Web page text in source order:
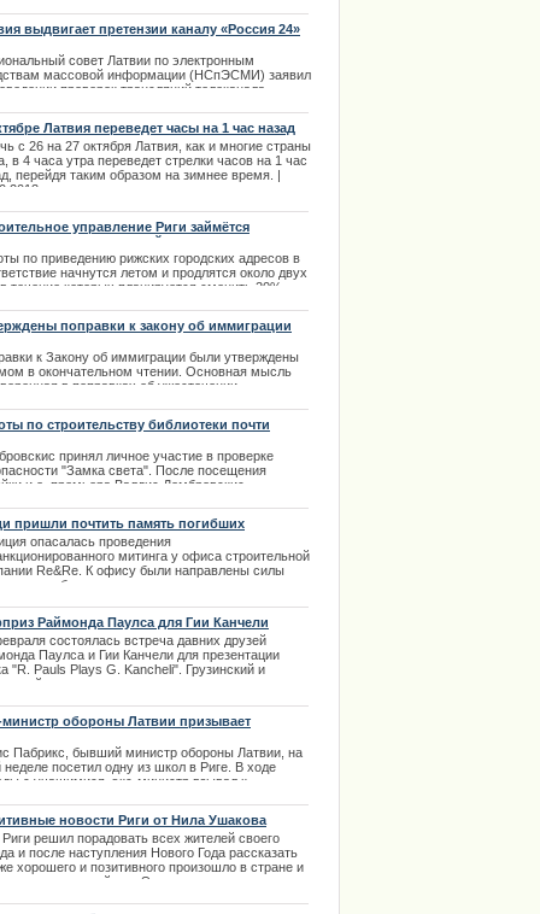
сегодня официально известила об
выдвигает претензии каналу «Россия 24»
совет Латвии по электронным
массовой информации (НСпЭСМИ) заявил
проверок трансляций телеканала
Латвия переведет часы на 1 час назад
с 26 на 27 октября Латвия, как и многие страны
в 4 часа утра переведет стрелки часов на 1 час
перейдя таким образом на зимнее время. |
управление Риги займётся
адресной системы города.
по приведению рижских городских адресов в
начнутся летом и продлятся около двух
в течение которых планируется сменить 20%
поправки к закону об иммиграции
к Закону об иммиграции были утверждены
в окончательном чтении. Основная мысль
в поправках об ужесточении
третьих стран, покупающих в Латвии
по строительству библиотеки почти
принял личное участие в проверке
"Замка света". После посещения
и.о. премьера Валдис Домбровскис
Национальной библиотеки является
качественного надзора за процессом
пришли почтить память погибших
опасалась проведения
митинга у офиса строительной
Re&Re. К офису были направлены силы
для обеспечения порядка в случае
Раймонда Паулса для Гии Канчели
состоялась встреча давних друзей
Паулса и Гии Канчели для презентации
"R. Pauls Plays G. Kancheli". Грузинский и
композиторы поведали историю, которая
министр обороны Латвии призывает
Пабрикс, бывший министр обороны Латвии, на
неделе посетил одну из школ в Риге. В ходе
с учащимися, экс-министр взывал к
новости Риги от Нила Ушакова
решил порадовать всех жителей своего
и после наступления Нового Года рассказать
хорошего и позитивного произошло в стране и
за последний год. Это позитивные новости, а